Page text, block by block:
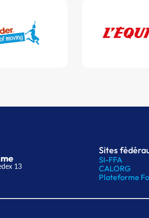
13
Sites
SI-FFA
CALORG
Plateforme